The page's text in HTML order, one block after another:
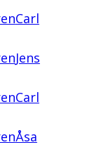
Carl
Jens
Carl
Åsa